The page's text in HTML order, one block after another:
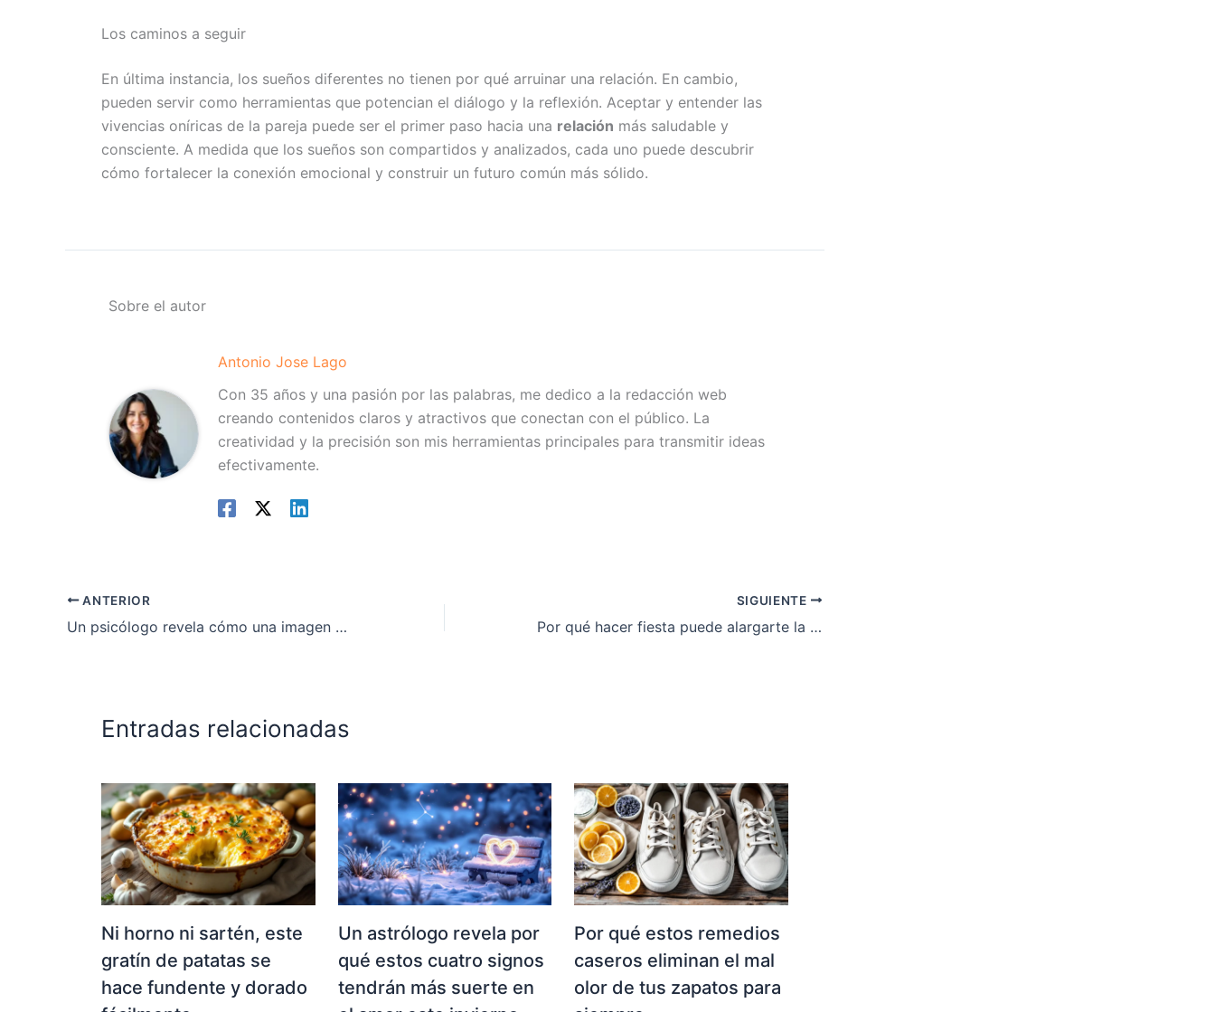
Los caminos a seguir
En última instancia, los sueños diferentes no tienen por qué arruinar una relación. En cambio,
pueden servir como herramientas que potencian el diálogo y la reflexión. Aceptar y entender las
vivencias oníricas de la pareja puede ser el primer paso hacia una relación más saludable y
consciente. A medida que los sueños son compartidos y analizados, cada uno puede descubrir
cómo fortalecer la conexión emocional y construir un futuro común más sólido.
Sobre el autor
Antonio Jose Lago
Con 35 años y una pasión por las palabras, me dedico a la redacción web
creando contenidos claros y atractivos que conectan con el público. La
creatividad y la precisión son mis herramientas principales para transmitir ideas
efectivamente.
ANTERIOR
Un psicólogo revela cómo una imagen puede descubrir tu miedo más profundo
SIGUIENTE
Por qué hacer fiesta puede alargarte la vida pero solo si se cumplen estas condiciones
Entradas relacionadas
Ni horno ni sartén, este
gratín de patatas se
hace fundente y dorado
Un astrólogo revela por
qué estos cuatro signos
tendrán más suerte en
Por qué estos remedios
caseros eliminan el mal
olor de tus zapatos para